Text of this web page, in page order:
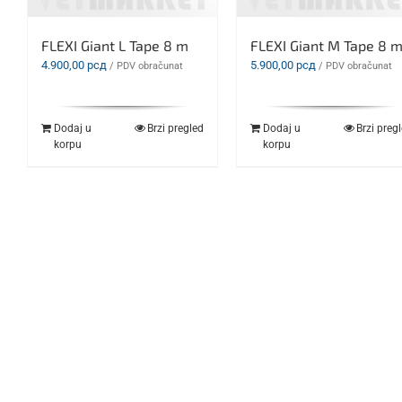
FLEXI Giant L Tape 8 m
4.900,00 рсд / PDV obračunat
Dodaj u
korpu
Brzi pregled
FLEXI Giant M Tape 8 m
5.900,00 рсд / PDV obračunat
Dodaj u
korpu
Brzi